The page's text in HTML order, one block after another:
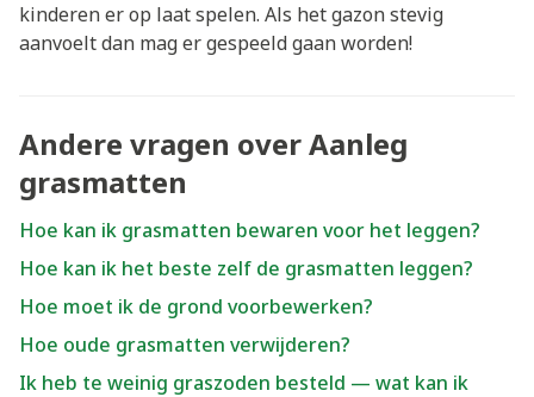
kinderen er op laat spelen. Als het gazon stevig
aanvoelt dan mag er gespeeld gaan worden!
Andere vragen over Aanleg
grasmatten
Hoe kan ik grasmatten bewaren voor het leggen?
Hoe kan ik het beste zelf de grasmatten leggen?
Hoe moet ik de grond voorbewerken?
Hoe oude grasmatten verwijderen?
Ik heb te weinig graszoden besteld — wat kan ik